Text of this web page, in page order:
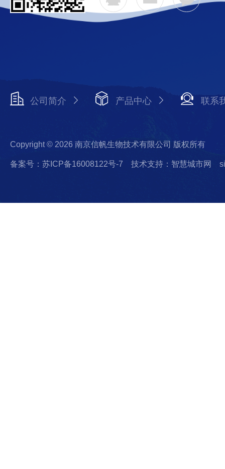
公司简介 产品中心 联系
Copyright © 2026 南京信帆生物技术有限公司 版权所有
备案号：苏ICP备16008122号-7 技术支持：智慧城市网